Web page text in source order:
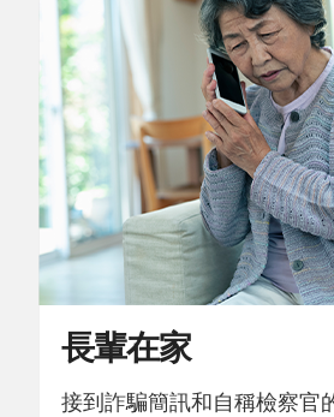
長輩在家
接到詐騙簡訊和自稱檢察官